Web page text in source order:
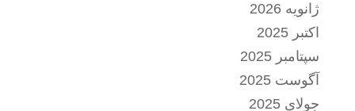
ژانویه 2026
اکتبر 2025
سپتامبر 2025
آگوست 2025
جولای 2025